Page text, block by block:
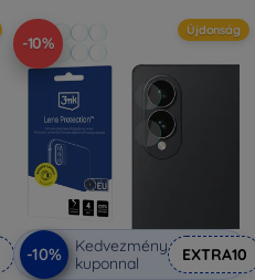
-10%
Újdonság
-10%
Kedvezmény
kuponnal
EXTRA10